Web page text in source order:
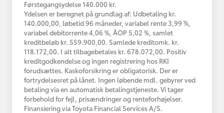
Førstegangsydelse 140.000 kr.
Ydelsen er beregnet på grundlag af: Udbetaling kr.
140.000,00, løbetid 96 måneder, variabel rente 3,99 %,
variabel debitorrente 4,06 %, ÅOP 5,02 %, samlet
kreditbeløb kr. 559.900,00. Samlede kreditomk. kr.
118.172,00. I alt tilbagebetales kr. 678.072,00. Positiv
kreditgodkendelse og ingen registrering hos RKI
forudsættes. Kaskoforsikring er obligatorisk. Der er
fortrydelsesret på lånet. Ingen løbende mdl. gebyrer ved
betaling via en automatisk betalingstjeneste. Vi tager
forbehold for fejl, prisændringer og renteforhøjelser.
Finansiering via Toyota Financial Services A/S.